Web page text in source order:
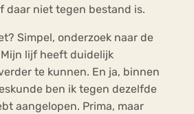
daar niet tegen bestand is.
Simpel, onderzoek naar de
lijf heeft duidelijk
te kunnen. En ja, binnen
ben ik tegen dezelfde
aangelopen. Prima, maar